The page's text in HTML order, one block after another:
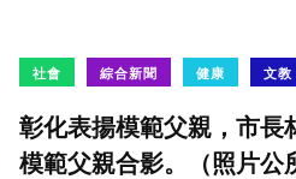
社會 綜合新聞 健康 文教
彰化表揚模範父親，市長
模範父親合影。（照片公